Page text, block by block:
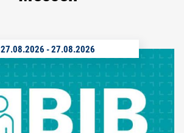
27.08.2026 -27.08.2026